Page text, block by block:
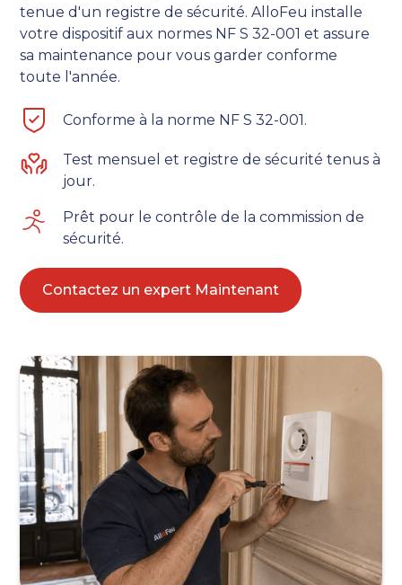
tenue d'un registre de sécurité. AlloFeu installe
votre dispositif aux normes NF S 32-001 et assure
sa maintenance pour vous garder conforme
toute l'année.
Conforme à la norme NF S 32-001.
Test mensuel et registre de sécurité tenus à
jour.
Prêt pour le contrôle de la commission de
sécurité.
Contactez un expert Maintenant